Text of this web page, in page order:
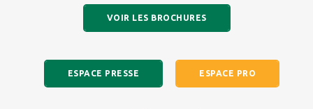
ESPACE PRESSE ESPACE PRO
VOIR LES BROCHURES